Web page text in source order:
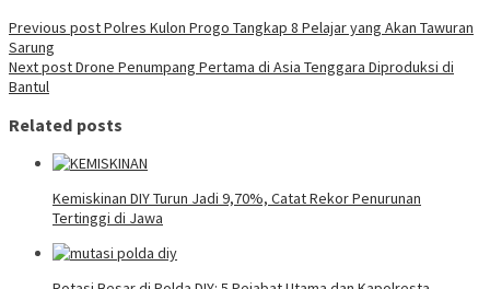
Previous postPolres Kulon Progo Tangkap 8 Pelajar yang Akan Tawuran
Sarung
Next postDrone Penumpang Pertama di Asia Tenggara Diproduksi di
Bantul
Related posts
Kemiskinan DIY Turun Jadi 9,70%, Catat Rekor Penurunan
Tertinggi di Jawa